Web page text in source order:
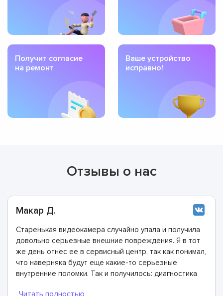
Получит согласие
на ремонт
Ваше устройство
исправно!
Отзывы о нас
Макар Д.
Старенькая видеокамера случайно упала и получила
довольно серьезные внешние повреждения. Я в тот
же день отнес ее в сервисный центр, так как понимал,
что наверняка будут еще какие-то серьезные
внутренние поломки. Так и получилось: диагностика